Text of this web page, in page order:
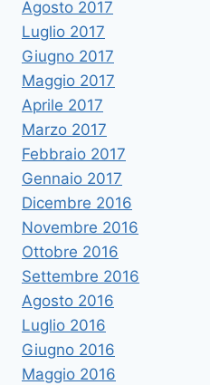
Agosto 2017
Luglio 2017
Giugno 2017
Maggio 2017
Aprile 2017
Marzo 2017
Febbraio 2017
Gennaio 2017
Dicembre 2016
Novembre 2016
Ottobre 2016
Settembre 2016
Agosto 2016
Luglio 2016
Giugno 2016
Maggio 2016